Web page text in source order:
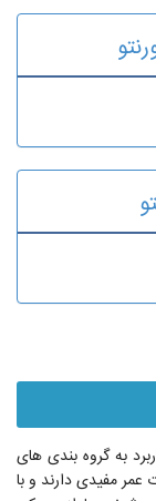
به گروه بندی های
مفیدی دارند و با